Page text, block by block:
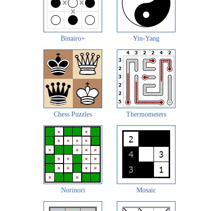
Binairo+ Yin-Yang
Chess Puzzles Thermometers
Norinori Mosaic